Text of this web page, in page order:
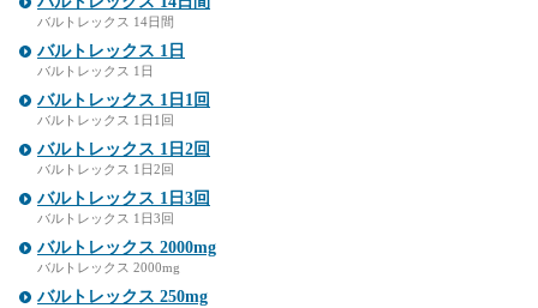
バルトレックス 14日間
バルトレックス 1日
バルトレックス 1日
バルトレックス 1日1回
バルトレックス 1日1回
バルトレックス 1日2回
バルトレックス 1日2回
バルトレックス 1日3回
バルトレックス 1日3回
バルトレックス 2000mg
バルトレックス 2000mg
バルトレックス 250mg